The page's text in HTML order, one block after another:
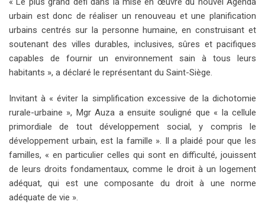
urbain est donc de réaliser un renouveau et une planification
urbains centrés sur la personne humaine, en construisant et
soutenant des villes durables, inclusives, sûres et pacifiques
capables de fournir un environnement sain à tous leurs
habitants », a déclaré le représentant du Saint-Siège.
Invitant à « éviter la simplification excessive de la dichotomie
rurale-urbaine », Mgr Auza a ensuite souligné que « la cellule
primordiale de tout développement social, y compris le
développement urbain, est la famille ». Il a plaidé pour que les
familles, « en particulier celles qui sont en difficulté, jouissent
de leurs droits fondamentaux, comme le droit à un logement
adéquat, qui est une composante du droit à une norme
adéquate de vie ».